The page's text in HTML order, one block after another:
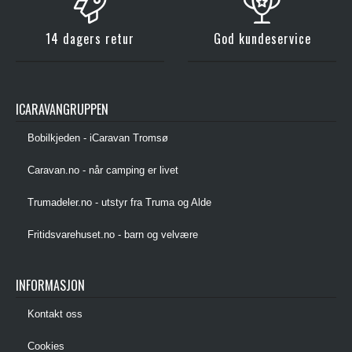
14 dagers retur God kundeservice
ICARAVANGRUPPEN
Bobilkjeden - iCaravan Tromsø
Caravan.no - når camping er livet
Trumadeler.no - utstyr fra Truma og Alde
Fritidsvarehuset.no - barn og velvære
INFORMASJON
Kontakt oss
Cookies